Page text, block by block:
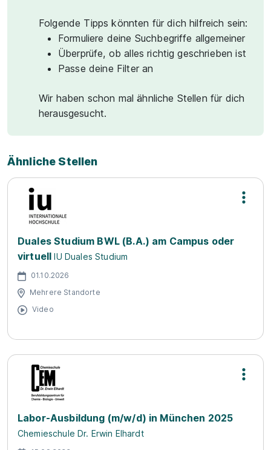
Folgende Tipps könnten für dich hilfreich sein:
Formuliere deine Suchbegriffe allgemeiner
Überprüfe, ob alles richtig geschrieben ist
Passe deine Filter an
Wir haben schon mal ähnliche Stellen für dich
herausgesucht.
Ähnliche Stellen
Duales Studium BWL (B.A.) am Campus oder
virtuell IU Duales Studium
01.10.2026
Mehrere Standorte
Video
Labor-Ausbildung (m/w/d) in München 2025
Chemieschule Dr. Erwin Elhardt